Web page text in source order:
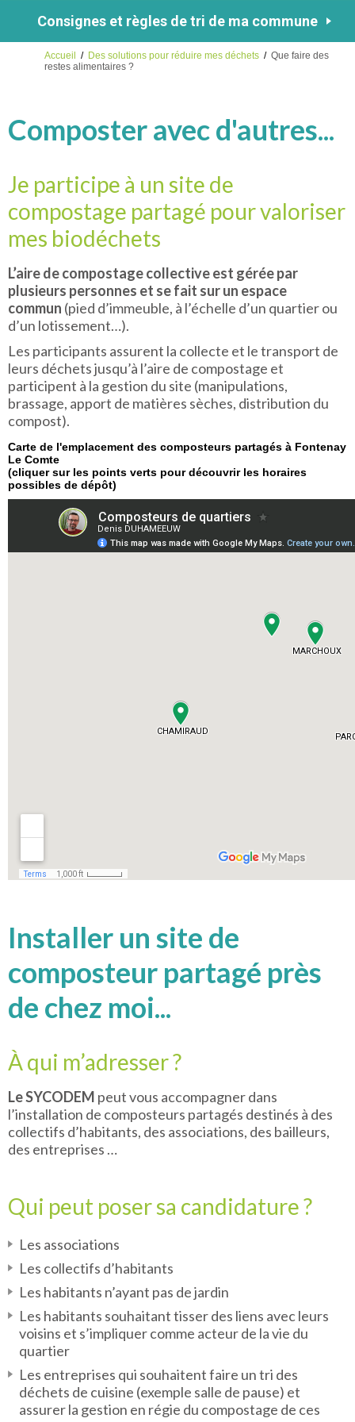
Consignes et règles de tri de ma commune
Accueil / Des solutions pour réduire mes déchets / Que faire des
restes alimentaires ?
Composter avec d'autres...
Je participe à un site de
compostage partagé pour valoriser
mes biodéchets
L’aire de compostage collective est gérée par
plusieurs personnes et se fait sur un espace
commun (pied d’immeuble, à l’échelle d’un quartier ou
d’un lotissement…).
Les participants assurent la collecte et le transport de
leurs déchets jusqu’à l’aire de compostage et
participent à la gestion du site (manipulations,
brassage, apport de matières sèches, distribution du
compost).
Carte de l'emplacement des composteurs partagés à Fontenay
Le Comte
(cliquer sur les points verts pour découvrir les horaires
possibles de dépôt)
Installer un site de
composteur partagé près
de chez moi...
À qui m’adresser ?
Le SYCODEM peut vous accompagner dans
l’installation de composteurs partagés destinés à des
collectifs d’habitants, des associations, des bailleurs,
des entreprises …
Qui peut poser sa candidature ?
Les associations
Les collectifs d’habitants
Les habitants n’ayant pas de jardin
Les habitants souhaitant tisser des liens avec leurs
voisins et s’impliquer comme acteur de la vie du
quartier
Les entreprises qui souhaitent faire un tri des
déchets de cuisine (exemple salle de pause) et
assurer la gestion en régie du compostage de ces